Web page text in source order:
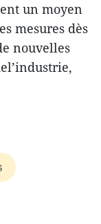
un moyen
mesures dès
nouvelles